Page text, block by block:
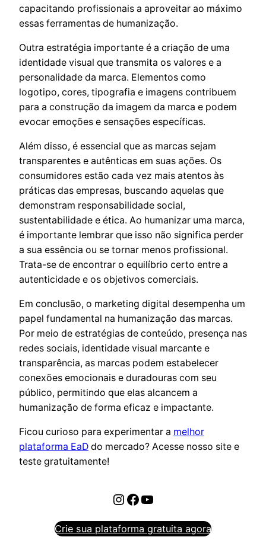
capacitando profissionais a aproveitar ao máximo
essas ferramentas de humanização.
Outra estratégia importante é a criação de uma
identidade visual que transmita os valores e a
personalidade da marca. Elementos como
logotipo, cores, tipografia e imagens contribuem
para a construção da imagem da marca e podem
evocar emoções e sensações específicas.
Além disso, é essencial que as marcas sejam
transparentes e autênticas em suas ações. Os
consumidores estão cada vez mais atentos às
práticas das empresas, buscando aquelas que
demonstram responsabilidade social,
sustentabilidade e ética. Ao humanizar uma marca,
é importante lembrar que isso não significa perder
a sua essência ou se tornar menos profissional.
Trata-se de encontrar o equilíbrio certo entre a
autenticidade e os objetivos comerciais.
Em conclusão, o marketing digital desempenha um
papel fundamental na humanização das marcas.
Por meio de estratégias de conteúdo, presença nas
redes sociais, identidade visual marcante e
transparência, as marcas podem estabelecer
conexões emocionais e duradouras com seu
público, permitindo que elas alcancem a
humanização de forma eficaz e impactante.
Ficou curioso para experimentar a melhor
plataforma EaD do mercado? Acesse nosso site e
teste gratuitamente!
Instagram
Facebook
Youtube
Crie sua plataforma gratuita agora